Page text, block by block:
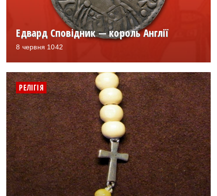
Едвард Сповідник — король Англії
8 червня 1042
РЕЛІГІЯ